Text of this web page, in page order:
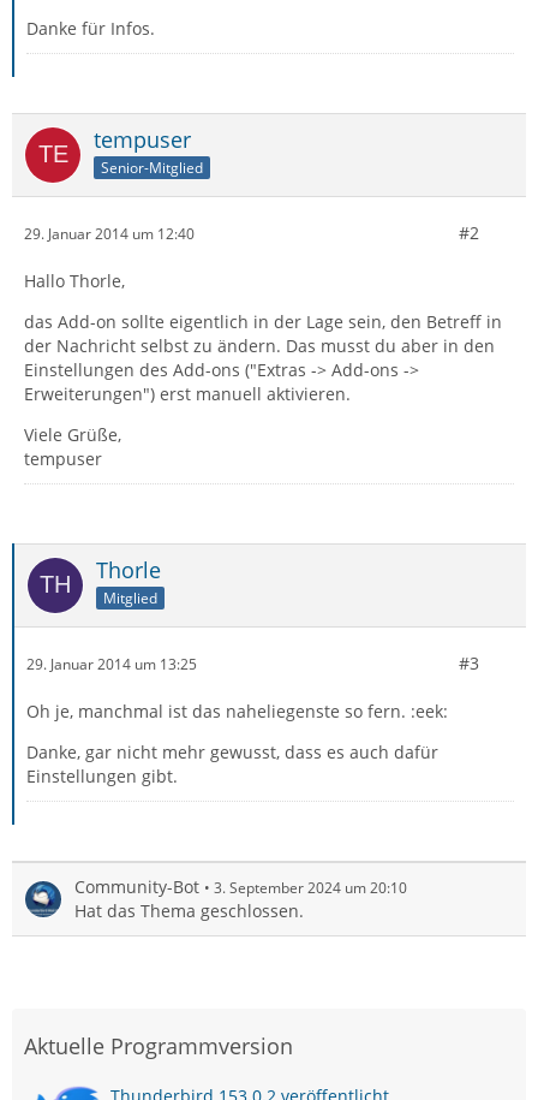
Danke für Infos.
tempuser
Senior-Mitglied
29. Januar 2014 um 12:40 #2
Hallo Thorle,
das Add-on sollte eigentlich in der Lage sein, den Betreff in
der Nachricht selbst zu ändern. Das musst du aber in den
Einstellungen des Add-ons ("Extras -> Add-ons ->
Erweiterungen") erst manuell aktivieren.
Viele Grüße,
tempuser
Thorle
Mitglied
29. Januar 2014 um 13:25 #3
Oh je, manchmal ist das naheliegenste so fern. :eek:
Danke, gar nicht mehr gewusst, dass es auch dafür
Einstellungen gibt.
Community-Bot 3. September 2024 um 20:10
Hat das Thema geschlossen.
Aktuelle Programmversion